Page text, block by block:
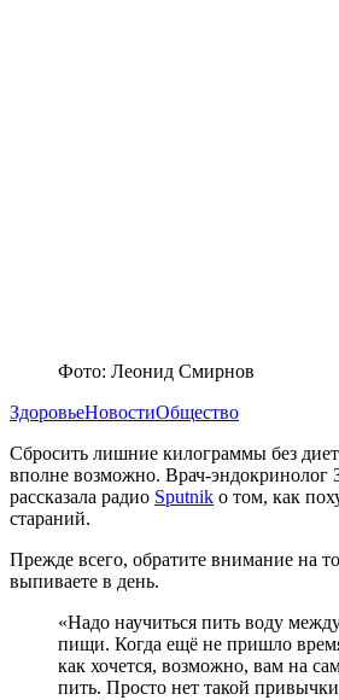
Фото: Леонид Смирнов
ЗдоровьеНовостиОбщество
Сбросить лишние килограммы без
вполне возможно. Врач-эндокринолог
рассказала радио Sputnik о том, как
стараний.
Прежде всего, обратите внимание на
выпиваете в день.
«Надо научиться пить воду
пищи. Когда ещё не пришло
как хочется, возможно, вам на
пить. Просто нет такой